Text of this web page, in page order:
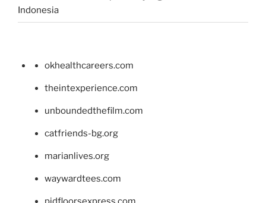
Indonesia
okhealthcareers.com
theintexperience.com
unboundedthefilm.com
catfriends-bg.org
marianlives.org
waywardtees.com